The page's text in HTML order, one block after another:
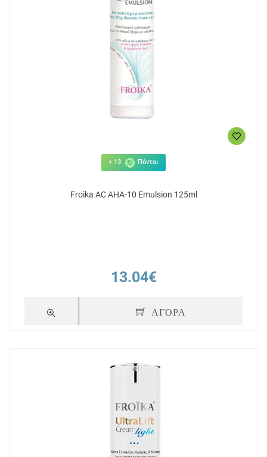
+ 13 Πόντοι
Froika AC AHA-10 Emulsion 125ml
13.04€
ΑΓΟΡΑ